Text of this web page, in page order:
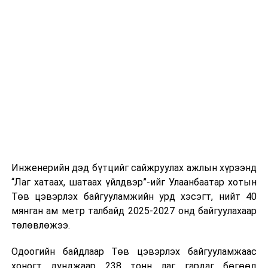
Инженерийн дэд бүтцийг сайжруулах ажлын хүрээнд
“Лаг хатаах, шатаах үйлдвэр”-ийг Улаанбаатар хотын
Төв цэвэрлэх байгууламжийн урд хэсэгт, нийт 40
мянган ам метр талбайд 2025-2027 онд байгуулахаар
төлөвлөжээ.
Одоогийн байдлаар Төв цэвэрлэх байгууламжаас